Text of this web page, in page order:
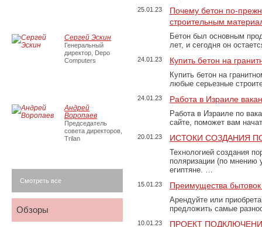
25.01.23
Почему бетон по-
строительным
Бетон был основным
лет, и сегодня он
24.01.23 Купить бетон на
Купить бетон на
любые серьезные
24.01.23 Работа в Израиле
Работа в Израиле по
сайте, поможет вам
20.01.23 ИСТОКИ СОЗДАНИЯ
Технологией создания
поляризации (по
египтяне. …
15.01.23 Преимущества
Арендуйте или
предложить самые
10.01.23 ПРОЕКТ
Сергей Эскин
Генеральный
директор, Depo
Computers
Андрей
Воропаев
Председатель
совета директоров,
Trilan
Смотреть все
Обзоры